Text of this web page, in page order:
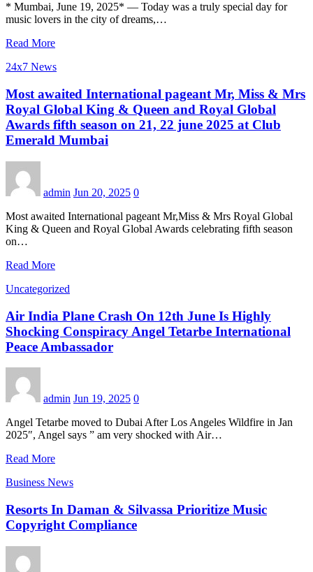
* Mumbai, June 19, 2025* — Today was a truly special day for
music lovers in the city of dreams,…
Read More
24x7 News
Most awaited International pageant Mr, Miss & Mrs
Royal Global King & Queen and Royal Global
Awards fifth season on 21, 22 june 2025 at Club
Emerald Mumbai
admin Jun 20, 2025 0
Most awaited International pageant Mr,Miss & Mrs Royal Global
King & Queen and Royal Global Awards celebrating fifth season
on…
Read More
Uncategorized
Air India Plane Crash On 12th June Is Highly
Shocking Conspiracy Angel Tetarbe International
Peace Ambassador
admin Jun 19, 2025 0
Angel Tetarbe moved to Dubai After Los Angeles Wildfire in Jan
2025″, Angel says ” am very shocked with Air…
Read More
Business News
Resorts In Daman & Silvassa Prioritize Music
Copyright Compliance